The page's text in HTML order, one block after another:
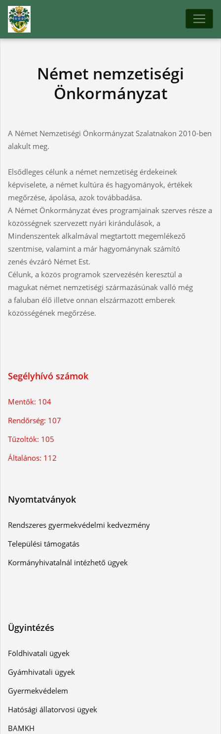
Német nemzetiségi
Önkormányzat
A Német Nemzetiségi Önkormányzat Szalatnakon 2010-ben
alakult meg.
Elsődleges célunk a német nemzetiség érdekeinek
képviselete, a német kultúra és hagyományok, értékek
megőrzése, ápolása, azok továbbadása.
A Német Önkormányzat éves programjainak szerves része a
közösségnek szervezett nyári kirándulások, a
Mindenszentek alkalmával megtartott megemlékező
szentmise, valamint a már hagyománynak számító
zenés évzáró Német Est.
Célunk, a közös programok szervezésén keresztül a
magukat német nemzetiségi származásúnak valló még
a faluban élő illetve onnan elszármazott emberek
közösségének megőrzése.
Segélyhívó számok
Mentők: 104
Rendőrség: 107
Tűzoltók: 105
Általános: 112
Nyomtatványok
Rendszeres gyermekvédelmi kedvezmény
Települési támogatás
Kormányhivatalnál intézhető ügyek
Ügyintézés
Földhivatali ügyek
Gyámhivatali ügyek
Gyermekvédelem
Hatósági állatorvosi ügyek
BAMKH